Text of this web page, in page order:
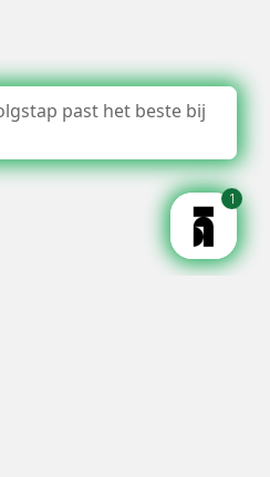
past het beste bij
1